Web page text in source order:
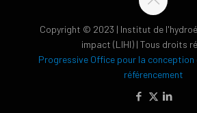
Copyright © 2023 | Institut de
impact (LIHI) | Tous droits
Progressive Office pour la conception
référencement